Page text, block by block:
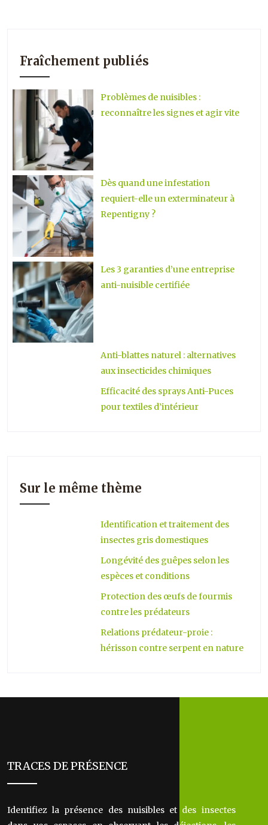
Fraîchement publiés
Problèmes de nuisibles :
reconnaître les signes et agir vite
Dès quand une infestation
requiert-elle un exterminateur à
Repentigny ?
Les 3 garanties d’une entreprise
anti-nuisible certifiée
Anti-blattes naturel : alternatives
aux insecticides chimiques
Efficacité des sprays Anti-Puces
pour textiles d’intérieur
Sur le même thème
Identification et traitement des
insectes gris domestiques
Longévité des guêpes selon les
espèces et conditions
Protection des œufs de fourmis
contre les prédateurs
Relations prédateur-proie :
hérisson contre serpent en nature
TRACES DE PRÉSENCE
Identifiez la présence des nuisibles et des insectes